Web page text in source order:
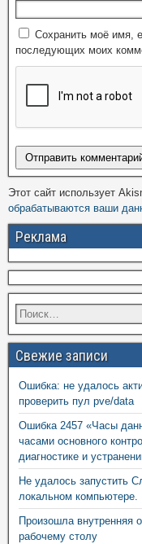
Сохранить моё имя,
последующих моих
Этот сайт использует
обрабатываются ваши
Реклама
Свежие записи
Ошибка: не удалось
проверить пул pve/data
Ошибка 2457 «Часы
часами основного
диагностике и
Не удалось запустить
локальном компьютере.
Произошла внутренняя
рабочему столу